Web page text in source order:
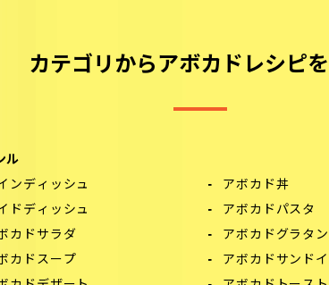
カテゴリからアボカドレシピ
ル
ンディッシュ
ドディッシュ
カドサラダ
カドスープ
アボカド丼
アボカドパスタ
アボカドグラタン
アボカドサンド